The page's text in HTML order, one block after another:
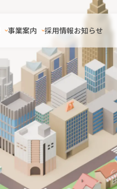
事業案内 採用情報お知らせ